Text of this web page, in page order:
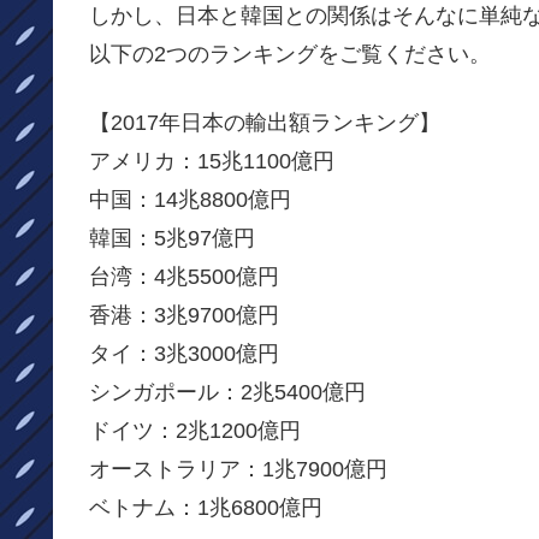
しかし、日本と韓国との関係はそんなに単純
以下の2つのランキングをご覧ください。
【2017年日本の輸出額ランキング】
アメリカ：15兆1100億円
中国：14兆8800億円
韓国：5兆97億円
台湾：4兆5500億円
香港：3兆9700億円
タイ：3兆3000億円
シンガポール：2兆5400億円
ドイツ：2兆1200億円
オーストラリア：1兆7900億円
ベトナム：1兆6800億円